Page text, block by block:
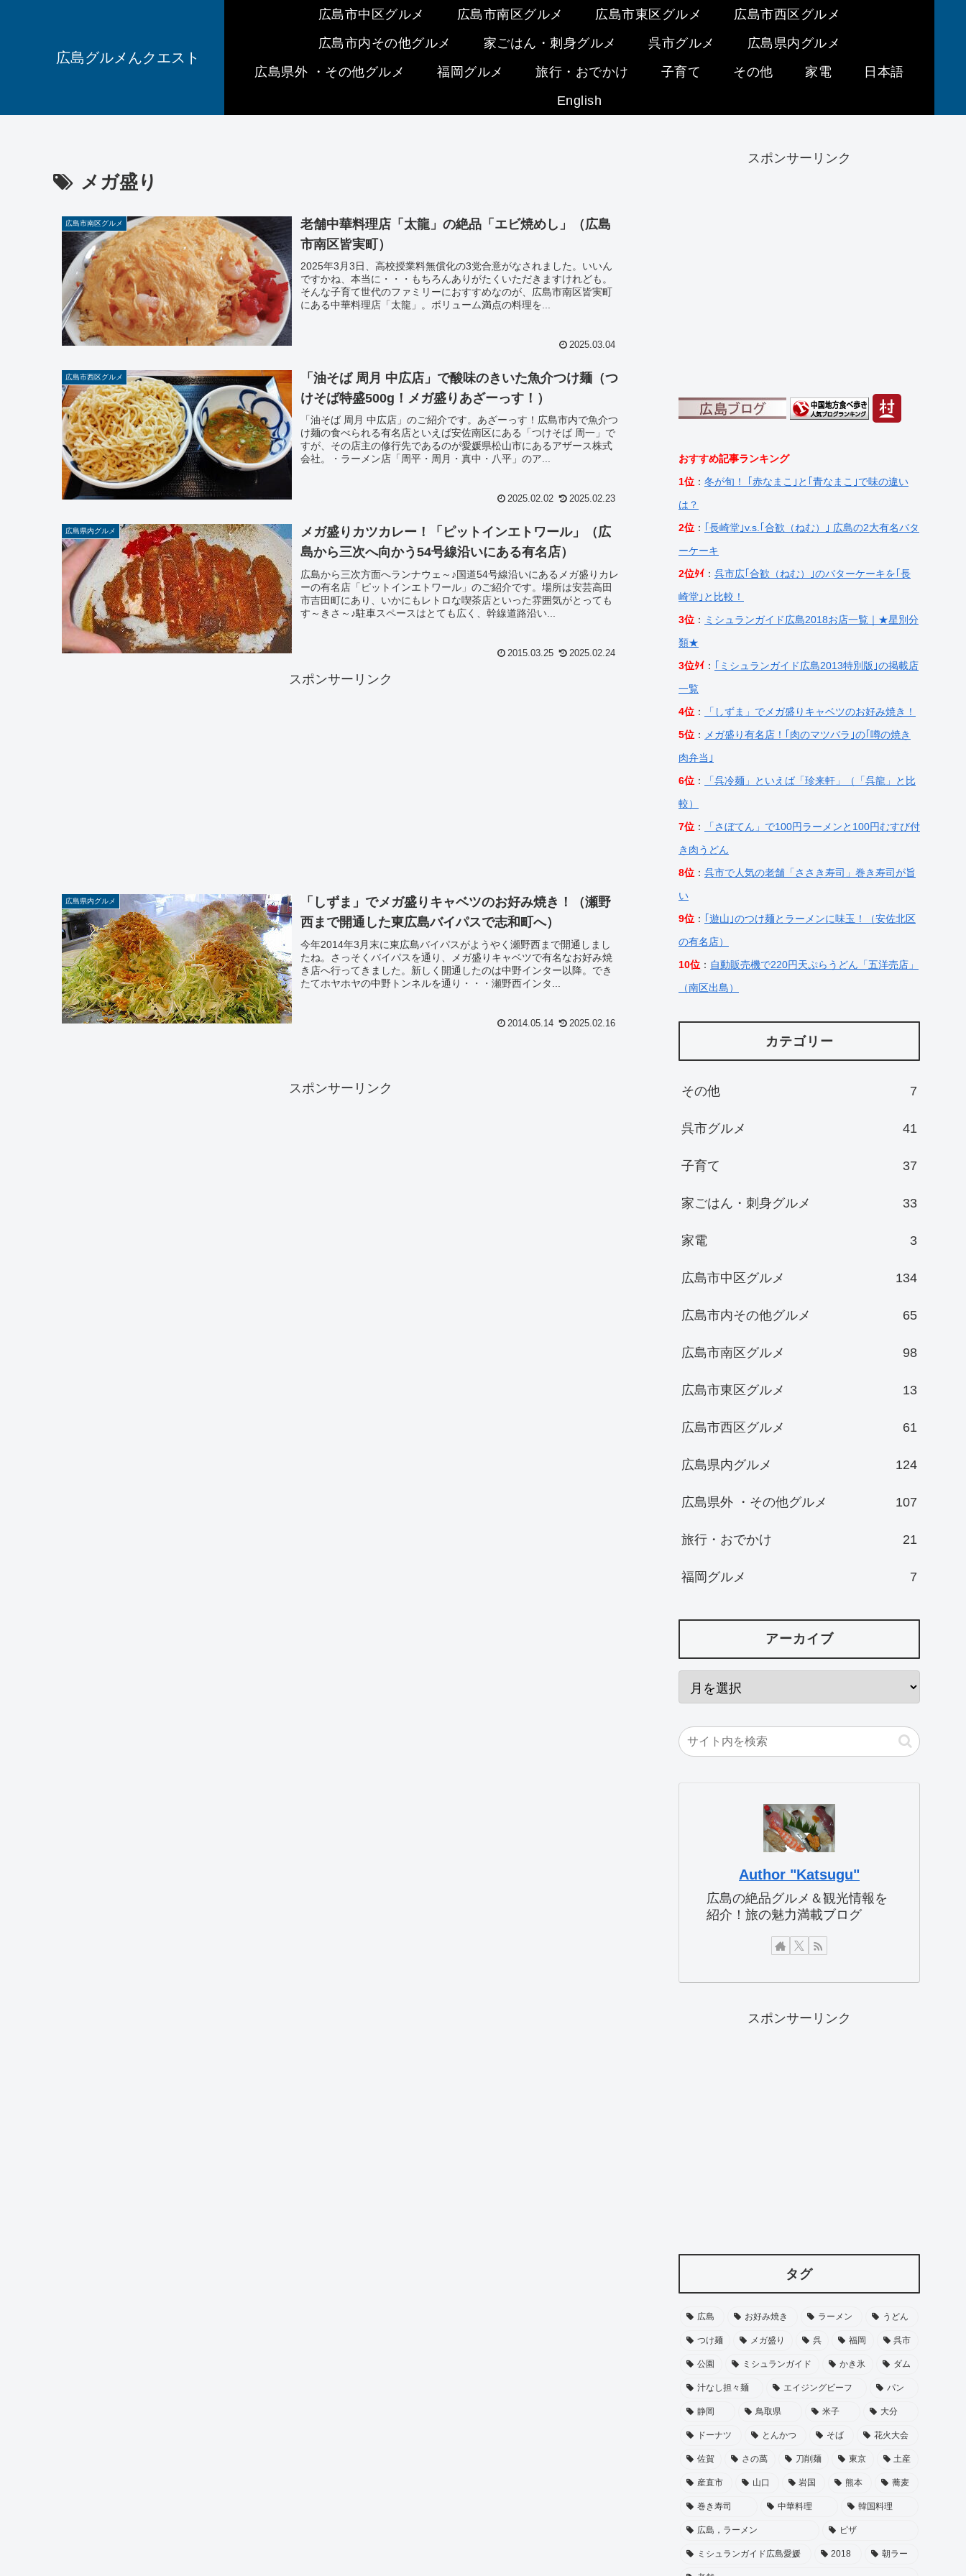
広島グルメんクエスト
広島市中区グルメ 広島市南区グルメ 広島市東区グルメ
広島市西区グルメ
広島市内その他グルメ
家ごはん・刺身グルメ 呉市グルメ
広島県内グルメ
広島県外 ・その他グルメ
福岡グルメ 旅行・おでかけ 子育て その他 家電
日本語
English
メガ盛り
広島市南区グルメ
老舗中華料理店「太龍」の絶品「エビ焼めし」（広島
市南区皆実町）
2025年3月3日、高校授業料無償化の3党合意がなされました。いいん
ですかね、本当に・・・もちろんありがたくいただきますけれども。
そんな子育て世代のファミリーにおすすめなのが、広島市南区皆実町
にある中華料理店「太龍」。ボリューム満点の料理を...
2025.03.04
広島市西区グルメ
「油そば 周月 中広店」で酸味のきいた魚介つけ麺（つ
けそば特盛500g！メガ盛りあざーっす！）
「油そば 周月 中広店」のご紹介です。あざーっす！広島市内で魚介つ
け麺の食べられる有名店といえば安佐南区にある「つけそば 周一」で
すが、その店主の修行先であるのが愛媛県松山市にあるアザース株式
会社。・ラーメン店「周平・周月・真中・八平」のア...
2025.02.02 2025.02.23
広島県内グルメ
メガ盛りカツカレー！「ピットインエトワール」（広
島から三次へ向かう54号線沿いにある有名店）
広島から三次方面へランナウェ～♪国道54号線沿いにあるメガ盛りカレ
ーの有名店「ピットインエトワール」のご紹介です。場所は安芸高田
市吉田町にあり、いかにもレトロな喫茶店といった雰囲気がとっても
す～きさ～♪駐車スペースはとても広く、幹線道路沿い...
2015.03.25 2025.02.24
スポンサーリンク
広島県内グルメ
「しずま」でメガ盛りキャベツのお好み焼き！（瀬野
西まで開通した東広島バイパスで志和町へ）
今年2014年3月末に東広島バイパスがようやく瀬野西まで開通しまし
たね。さっそくバイパスを通り、メガ盛りキャベツで有名なお好み焼
き店へ行ってきました。新しく開通したのは中野インター以降。でき
たてホヤホヤの中野トンネルを通り・・・瀬野西インタ...
2014.05.14 2025.02.16
スポンサーリンク
スポンサーリンク
おすすめ記事ランキング
1位 ： 冬が旬！ ｢赤なまこ｣と｢青なまこ｣で味の違い
は？
2位 ：
｢長崎堂｣v.s.｢合歓（ねむ）｣ 広島の2大有名バタ
ーケーキ
2位ﾀｲ ： 呉市広｢合歓（ねむ）｣のバターケーキを｢長
崎堂｣と比較！
3位 ： ミシュランガイド広島2018お店一覧｜★星別分
類★
3位ﾀｲ ：
｢ミシュランガイド広島2013特別版｣の掲載店
一覧
4位 ：
「しずま」でメガ盛りキャベツのお好み焼き！
5位 ：
メガ盛り有名店！｢肉のマツバラ｣の｢噂の焼き
肉弁当｣
6位 ：
「呉冷麺」といえば「珍来軒」（「呉龍」と比
較）
7位 ：
「さぼてん」で100円ラーメンと100円むすび付
き肉うどん
8位 ： 呉市で人気の老舗「ささき寿司」巻き寿司が旨
い
9位 ：
｢遊山｣のつけ麺とラーメンに味玉！（安佐北区
の有名店）
10位 ： 自動販売機で220円天ぷらうどん「五洋売店」
（南区出島）
カテゴリー
その他 7
呉市グルメ 41
子育て 37
家ごはん・刺身グルメ 33
家電 3
広島市中区グルメ 134
広島市内その他グルメ 65
広島市南区グルメ 98
広島市東区グルメ 13
広島市西区グルメ 61
広島県内グルメ 124
広島県外 ・その他グルメ 107
旅行・おでかけ 21
福岡グルメ 7
アーカイブ
Author "Katsugu"
広島の絶品グルメ＆観光情報を
紹介！旅の魅力満載ブログ
スポンサーリンク
タグ
広島 お好み焼き ラーメン うどん
つけ麺 メガ盛り 呉 福岡 呉市
公園 ミシュランガイド かき氷 ダム
汁なし担々麺 エイジングビーフ パン
静岡 鳥取県 米子 大分
ドーナツ とんかつ そば 花火大会
佐賀 さの萬 刀削麺 東京 土産
産直市 山口 岩国 熊本 蕎麦
巻き寿司 中華料理 韓国料理
広島，ラーメン ピザ
ミシュランガイド広島愛媛 2018 朝ラー